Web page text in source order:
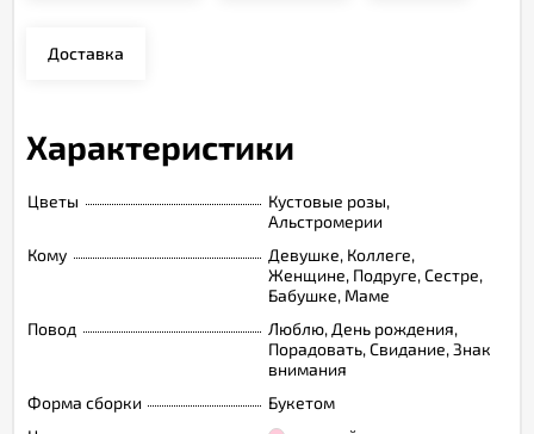
Доставка
Характеристики
Цветы
Кустовые розы,
Альстромерии
Кому
Девушке, Коллеге,
Женщине, Подруге, Сестре,
Бабушке, Маме
Повод
Люблю, День рождения,
Порадовать, Свидание, Знак
внимания
Форма сборки
Букетом